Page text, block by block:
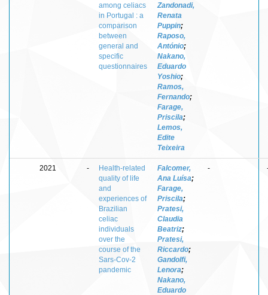
among celiacs
in Portugal : a
comparison
between
general and
specific
questionnaires
Zandonadi,
Renata
Puppin;
Raposo,
António;
Nakano,
Eduardo
Yoshio;
Ramos,
Fernando;
Farage,
Priscila;
Lemos,
Edite
Teixeira
2021 -
Health-related
quality of life
and
experiences of
Brazilian
celiac
individuals
over the
course of the
Sars-Cov-2
pandemic
Falcomer,
Ana Luísa;
Farage,
Priscila;
Pratesi,
Claudia
Beatriz;
Pratesi,
Riccardo;
Gandolfi,
Lenora;
Nakano,
Eduardo
-